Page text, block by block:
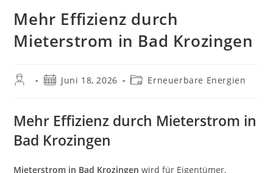
Mehr Effizienz durch
Mieterstrom in Bad Krozingen
Beitrags-BeitragJuni 18, 2026
Beitrags-
Erneuerbare Energien
Mehr Effizienz durch Mieterstrom in
Bad Krozingen
Mieterstrom in Bad Krozingen wird für Eigentümer,